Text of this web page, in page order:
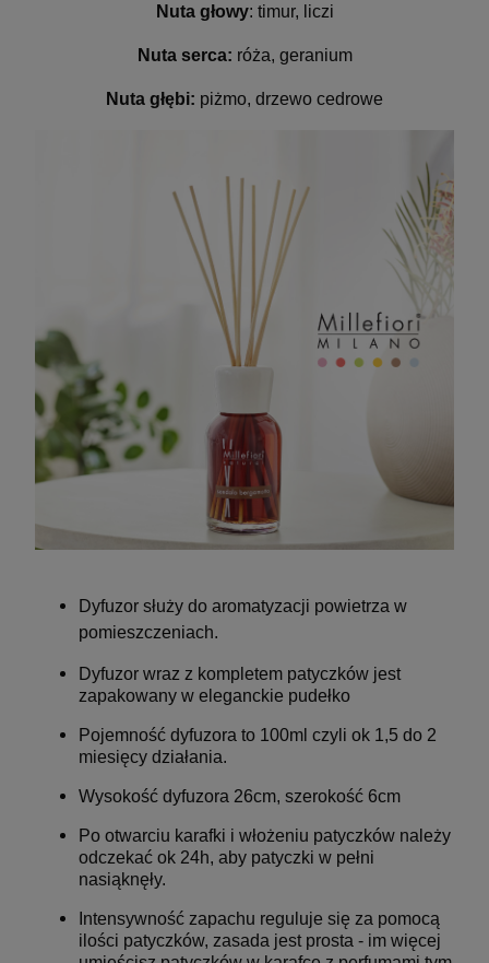
Nuta głowy: timur, liczi
Nuta serca: róża, geranium
Nuta głębi: piżmo, drzewo cedrowe
Dyfuzor służy do aromatyzacji powietrza w
pomieszczeniach.
Dyfuzor wraz z kompletem patyczków jest
zapakowany w eleganckie pudełko
Pojemność dyfuzora to 100ml czyli ok 1,5 do 2
miesięcy działania.
Wysokość dyfuzora 26cm, szerokość 6cm
Po otwarciu karafki i włożeniu patyczków należy
odczekać ok 24h, aby patyczki w pełni
nasiąknęły.
Intensywność zapachu reguluje się za pomocą
ilości patyczków, zasada jest prosta - im więcej